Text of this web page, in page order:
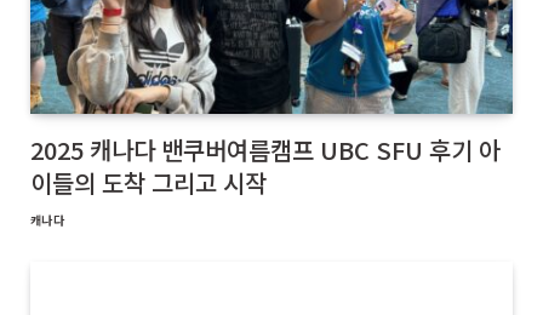
2025 캐나다 밴쿠버여름캠프 UBC SFU 후기 아
이들의 도착 그리고 시작
캐나다